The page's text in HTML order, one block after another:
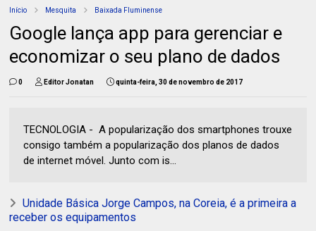
Início Mesquita Baixada Fluminense
Google lança app para gerenciar e
economizar o seu plano de dados
0 Editor Jonatan quinta-feira, 30 de novembro de 2017
TECNOLOGIA - A popularização dos smartphones trouxe
consigo também a popularização dos planos de dados
de internet móvel. Junto com is...
Unidade Básica Jorge Campos, na Coreia, é a primeira a
receber os equipamentos